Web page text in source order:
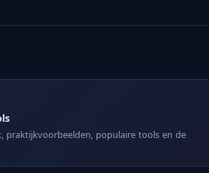
praktijkvoorbeelden, populaire tools en de